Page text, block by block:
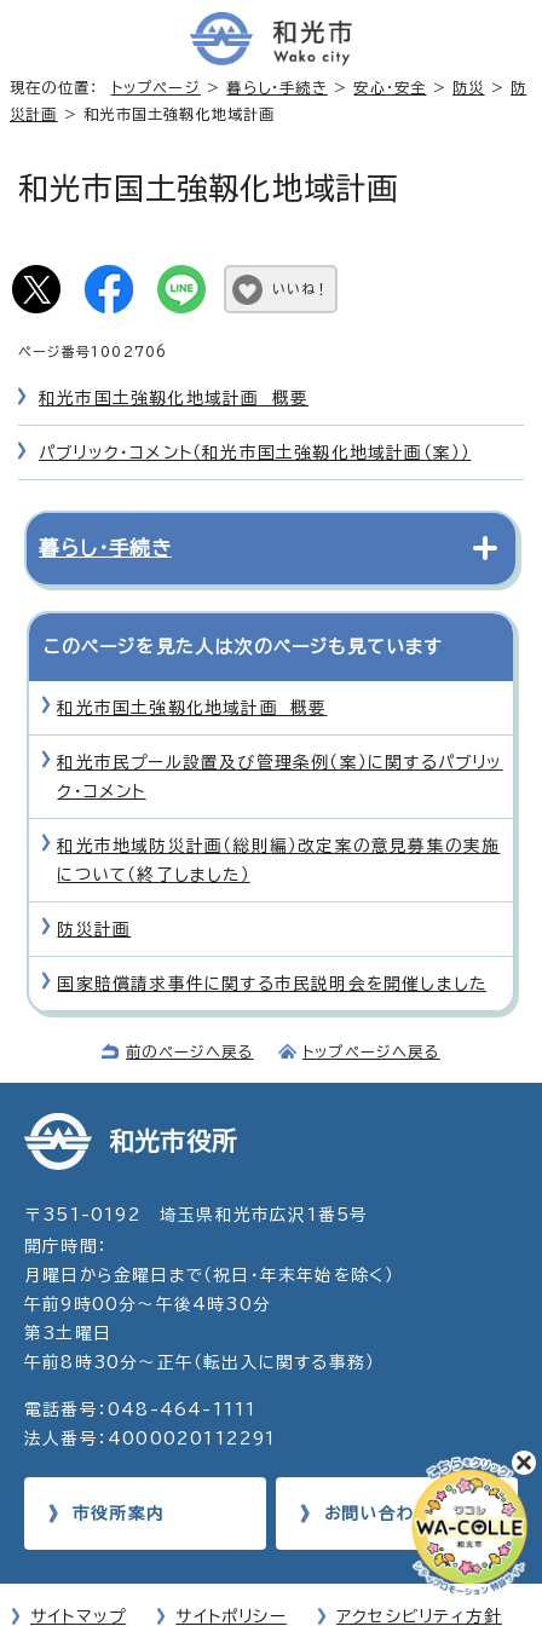
現在の位置： トップページ >暮らし・手続き >安心・安全 > 防災 >
防
災計画
> 和光市国土強靱化地域計画
和光市国土強靱化地域計画
いいね！
ページ番号1002706
和光市国土強靱化地域計画 概要
パブリック・コメント（和光市国土強靱化地域計画（案））
暮らし・手続き
このページを見た人は次のページも見ています
和光市国土強靱化地域計画 概要
和光市民プール設置及び管理条例（案）に関するパブリッ
ク・コメント
和光市地域防災計画（総則編）改定案の意見募集の実施
について（終了しました）
防災計画
国家賠償請求事件に関する市民説明会を開催しました
前のページへ戻る トップページへ戻る
和光市役所
〒351-0192 埼玉県和光市広沢1番5号
開庁時間：
月曜日から金曜日まで（祝日・年末年始を除く）
午前9時00分～午後4時30分
第3土曜日
午前8時30分～正午（転出入に関する事務）
電話番号：048-464-1111
法人番号：4000020112291
市役所案内 お問い合わせ
サイトマップ サイトポリシー アクセシビリティ方針